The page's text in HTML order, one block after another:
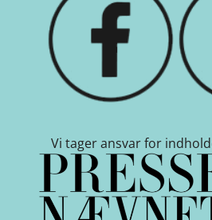
Vi tager ansvar for